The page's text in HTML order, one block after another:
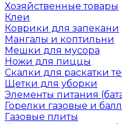
Хозяйственные товары
Клеи
Коврики для запекани
Мангалы и коптильни
Мешки для мусора
Ножи для пиццы
Скалки для раскатки
Щетки для уборки
Элементы питания
Горелки газовые и
Газовые плиты